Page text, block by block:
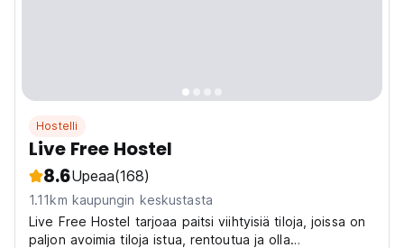
Hostelli
Live Free Hostel
8.6Upeaa(168)
1.11km kaupungin keskustasta
Live Free Hostel tarjoaa paitsi viihtyisiä tiloja, joissa on
paljon avoimia tiloja istua, rentoutua ja olla